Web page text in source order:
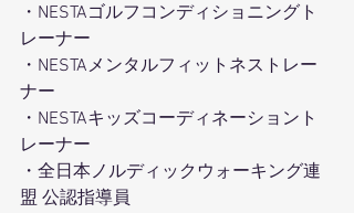
・NESTAゴルフコンディショニングト
レーナー
・NESTAメンタルフィットネストレー
ナー
・NESTAキッズコーディネーショント
レーナー
・全日本ノルディックウォーキング連
盟 公認指導員